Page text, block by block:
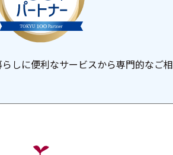
しに便利なサービスから専門的なご